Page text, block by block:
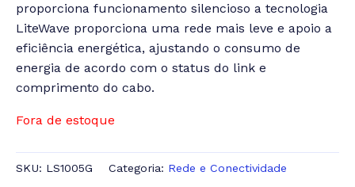
proporciona funcionamento silencioso a tecnologia
LiteWave proporciona uma rede mais leve e apoio a
eficiência energética, ajustando o consumo de
energia de acordo com o status do link e
comprimento do cabo.
Fora de estoque
SKU: LS1005G Categoria: Rede e Conectividade